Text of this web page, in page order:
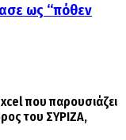
ως “πόθεν
που παρουσιάζει
του ΣΥΡΙΖΑ,